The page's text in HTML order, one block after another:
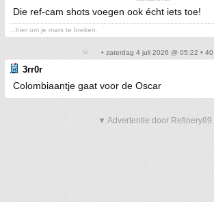
Die ref-cam shots voegen ook écht iets toe!
...hier om je mars te breken.
• zaterdag 4 juli 2026 @ 05:22 • 40
3rr0r
Colombiaantje gaat voor de Oscar
▼ Advertentie door Refinery89